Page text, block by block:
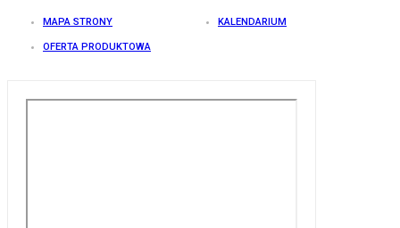
MAPA STRONY KALENDARIUM
OFERTA PRODUKTOWA